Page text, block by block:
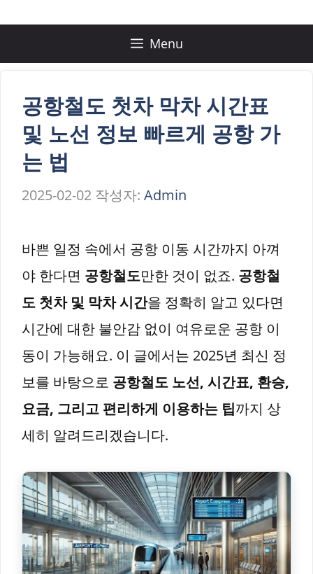
츠
Menu
공항철도 첫차 막차 시간표
및 노선 정보 빠르게 공항 가
는 법
2025-02-02 작성자: Admin
바쁜 일정 속에서 공항 이동 시간까지 아껴
야 한다면 공항철도만한 것이 없죠. 공항철
도 첫차 및 막차 시간을 정확히 알고 있다면
시간에 대한 불안감 없이 여유로운 공항 이
동이 가능해요. 이 글에서는 2025년 최신 정
보를 바탕으로 공항철도 노선, 시간표, 환승,
요금, 그리고 편리하게 이용하는 팁까지 상
세히 알려드리겠습니다.